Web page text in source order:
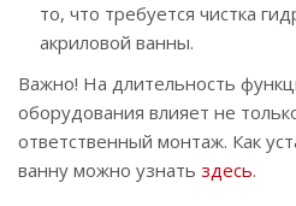
то, что требуется чистка
акриловой ванны.
Важно! На длительность
оборудования влияет не
ответственный монтаж. Как
ванну можно узнать здесь.